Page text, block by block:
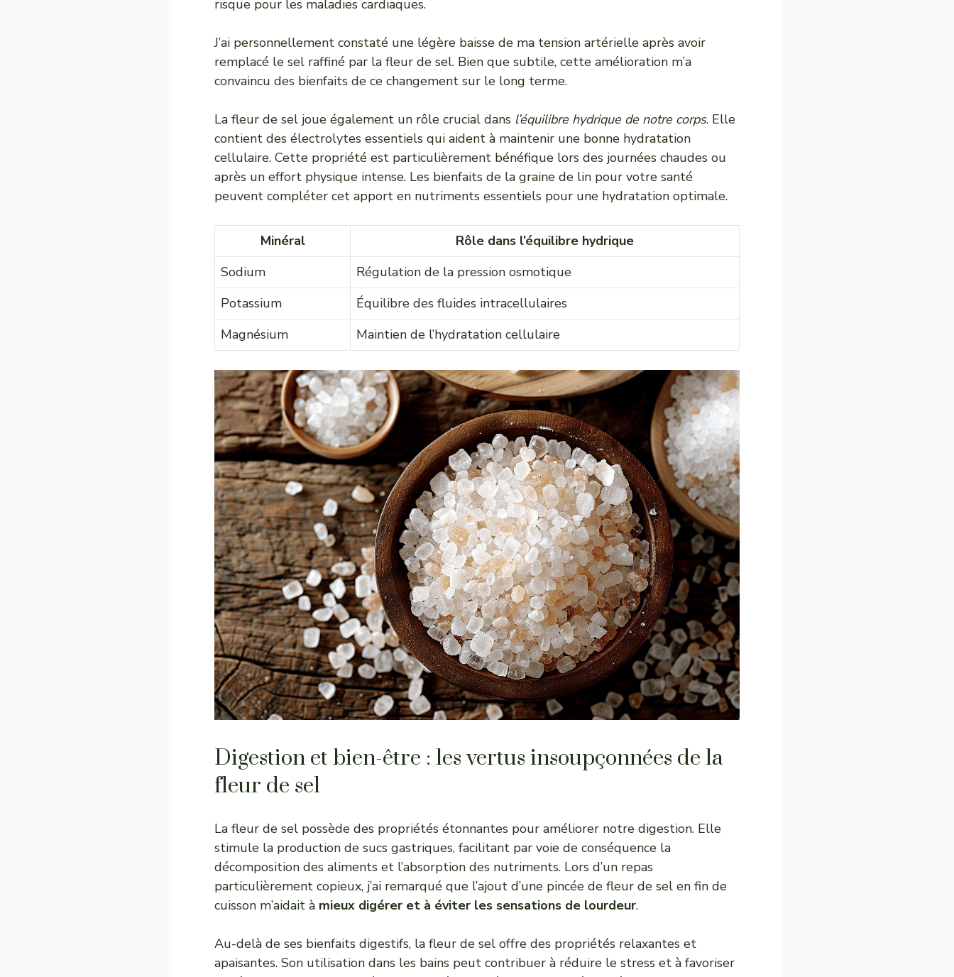
risque pour les maladies cardiaques.
J’ai personnellement constaté une légère baisse de ma tension artérielle après avoir
remplacé le sel raffiné par la fleur de sel. Bien que subtile, cette amélioration m’a
convaincu des bienfaits de ce changement sur le long terme.
La fleur de sel joue également un rôle crucial dans l’équilibre hydrique de notre corps. Elle
contient des électrolytes essentiels qui aident à maintenir une bonne hydratation
cellulaire. Cette propriété est particulièrement bénéfique lors des journées chaudes ou
après un effort physique intense. Les bienfaits de la graine de lin pour votre santé
peuvent compléter cet apport en nutriments essentiels pour une hydratation optimale.
Minéral
Rôle dans l’équilibre hydrique
Sodium
Régulation de la pression osmotique
Potassium
Équilibre des fluides intracellulaires
Magnésium
Maintien de l’hydratation cellulaire
Digestion et bien-être : les vertus insoupçonnées de la
fleur de sel
La fleur de sel possède des propriétés étonnantes pour améliorer notre digestion. Elle
stimule la production de sucs gastriques, facilitant par voie de conséquence la
décomposition des aliments et l’absorption des nutriments. Lors d’un repas
particulièrement copieux, j’ai remarqué que l’ajout d’une pincée de fleur de sel en fin de
cuisson m’aidait à mieux digérer et à éviter les sensations de lourdeur.
Au-delà de ses bienfaits digestifs, la fleur de sel offre des propriétés relaxantes et
apaisantes. Son utilisation dans les bains peut contribuer à réduire le stress et à favoriser